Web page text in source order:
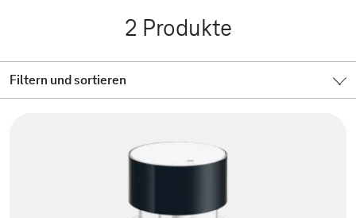
2 Produkte
Filtern und sortieren